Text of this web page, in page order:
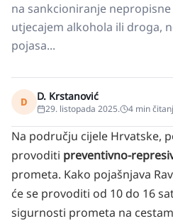
na sankcioniranje
utjecajem alkohola ili droga,
pojasa...
D D. Krstanović
29. listopada 2025. 4 min
Na području cijele Hrvatske,
provoditi preventivno-
prometa. Kako pojašnjava
će se provoditi od 10 do 16
sigurnosti prometa na